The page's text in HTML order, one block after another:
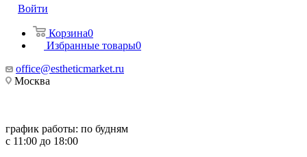
Войти
Корзина0
Избранные товары0
office@estheticmarket.ru
Москва
график работы: по будням
с 11:00 до 18:00